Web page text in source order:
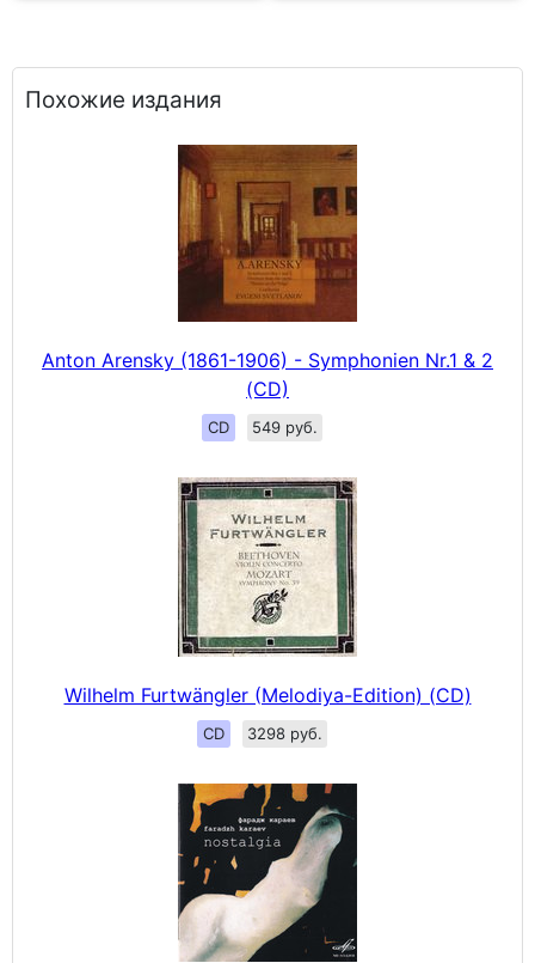
Похожие издания
Anton Arensky (1861-1906) - Symphonien Nr.1 & 2
(CD)
CD 549 руб.
Wilhelm Furtwängler (Melodiya-Edition) (CD)
CD 3298 руб.